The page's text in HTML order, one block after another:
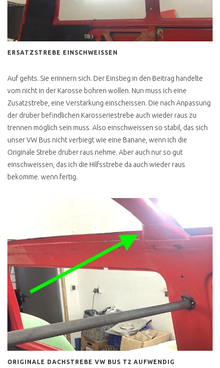
ERSATZSTREBE EINSCHWEISSEN
Auf gehts. Sie erinnern sich. Der Einstieg in den Beitrag handelte
vom nicht in der Karosse bohren wollen. Nun muss ich eine
Zusatzstrebe, eine Verstärkung einscheissen. Die nach Anpassung
der drüber befindlichen Karosseriestrebe auch wieder raus zu
trennen möglich sein muss. Also einschweissen so stabil, das sich
unser VW Bus nicht verbiegt wie eine Banane, wenn ich die
Originale Strebe drüber raus nehme. Aber auch nur so gut
einschweissen, das ich die Hilfsstrebe da auch wieder raus
bekomme. wenn fertig.
ORIGINALE DACHSTREBE VW BUS T2 AUFWENDIG